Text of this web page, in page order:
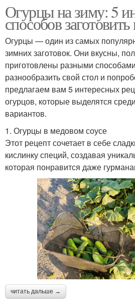
Огурцы на зиму: 5
способов
Огурцы — один из самых
зимних заготовок. Они вкусны,
приготовлены разными
разнообразить свой стол и
предлагаем вам 5 интересных
огурцов, которые выделятся
вариантов.
1. Огурцы в медовом соусе
Этот рецепт сочетает в себе
кислинку специй, создавая
которая понравится даже
читать дальше →